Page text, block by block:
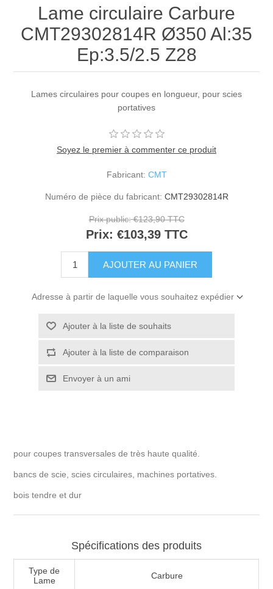
Lame circulaire Carbure
CMT29302814R Ø350 Al:35
Ep:3.5/2.5 Z28
Lames circulaires pour coupes en longueur, pour scies
portatives
Soyez le premier à commenter ce produit
Fabricant: CMT
Numéro de pièce du fabricant: CMT29302814R
Prix public: €123,90 TTC
Prix: €103,39 TTC
Adresse à partir de laquelle vous souhaitez expédier
pour coupes transversales de très haute qualité.
bancs de scie, scies circulaires, machines portatives.
bois tendre et dur
Spécifications des produits
Type de
Lame
Carbure